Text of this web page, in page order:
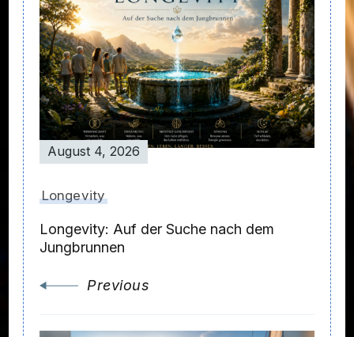
Navigation
August 4, 2026
Longevity
Longevity: Auf der Suche nach dem
Jungbrunnen
Previous